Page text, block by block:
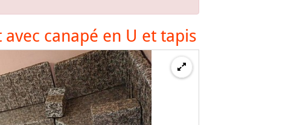
canapé en U et tapis